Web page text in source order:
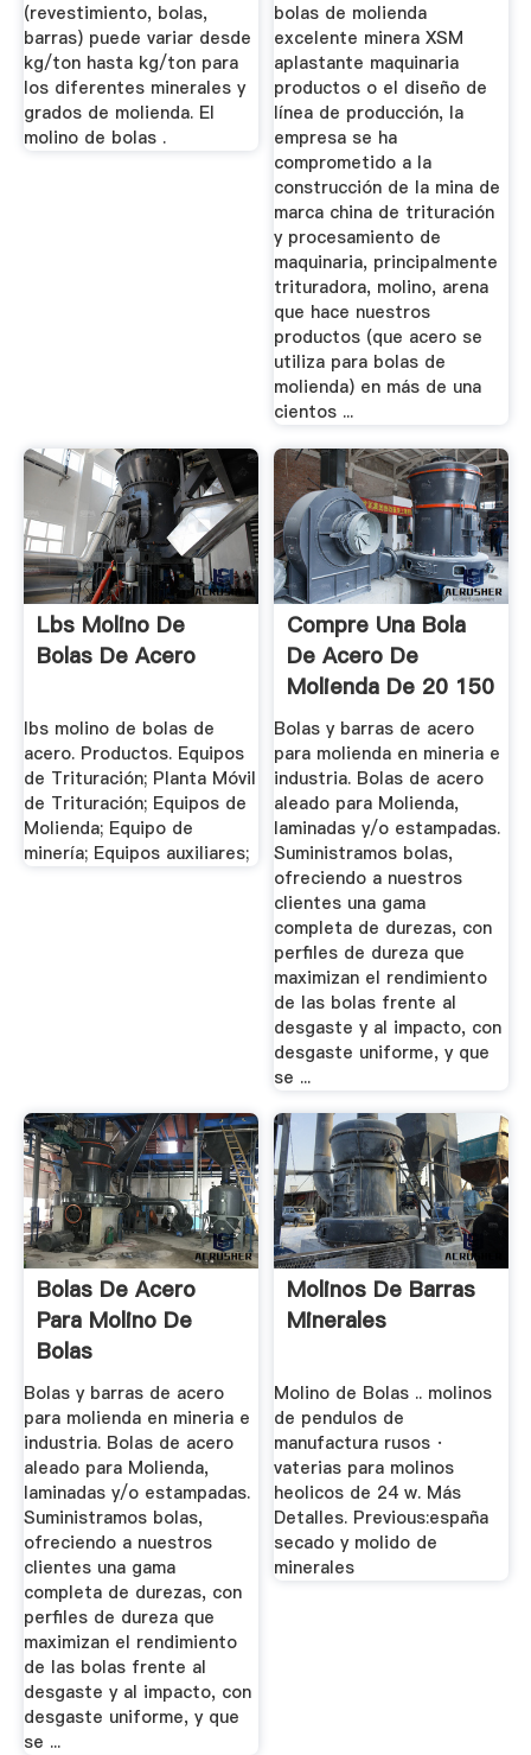
(revestimiento, bolas,
barras) puede variar desde
kg/ton hasta kg/ton para
los diferentes minerales y
grados de molienda. El
molino de bolas .
bolas de molienda
excelente minera XSM
aplastante maquinaria
productos o el diseño de
línea de producción, la
empresa se ha
comprometido a la
construcción de la mina de
marca china de trituración
y procesamiento de
maquinaria, principalmente
trituradora, molino, arena
que hace nuestros
productos (que acero se
utiliza para bolas de
molienda) en más de una
cientos ...
Lbs Molino De
Bolas De Acero
lbs molino de bolas de
acero. Productos. Equipos
de Trituración; Planta Móvil
de Trituración; Equipos de
Molienda; Equipo de
minería; Equipos auxiliares;
Compre Una Bola
De Acero De
Molienda De 20 150
Mm Para ...
Bolas y barras de acero
para molienda en mineria e
industria. Bolas de acero
aleado para Molienda,
laminadas y/o estampadas.
Suministramos bolas,
ofreciendo a nuestros
clientes una gama
completa de durezas, con
perfiles de dureza que
maximizan el rendimiento
de las bolas frente al
desgaste y al impacto, con
desgaste uniforme, y que
se ...
Bolas De Acero
Para Molino De
Bolas
Bolas y barras de acero
para molienda en mineria e
industria. Bolas de acero
aleado para Molienda,
laminadas y/o estampadas.
Suministramos bolas,
ofreciendo a nuestros
clientes una gama
completa de durezas, con
perfiles de dureza que
maximizan el rendimiento
de las bolas frente al
desgaste y al impacto, con
desgaste uniforme, y que
se ...
Molinos De Barras
Minerales
Molino de Bolas .. molinos
de pendulos de
manufactura rusos ·
vaterias para molinos
heolicos de 24 w. Más
Detalles. Previous:españa
secado y molido de
minerales